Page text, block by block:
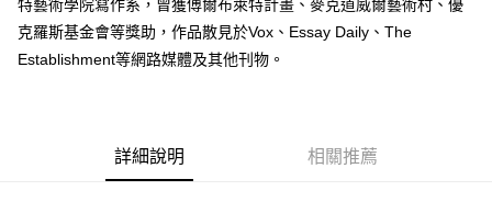
特藝術學院寫作系，曾獲傅爾布萊特計畫、麥克道威爾藝術村、優
克羅斯基金會等獎助，作品散見於Vox、Essay Daily、The
Establishment等網路媒體及其他刊物。
詳細說明 相關推薦